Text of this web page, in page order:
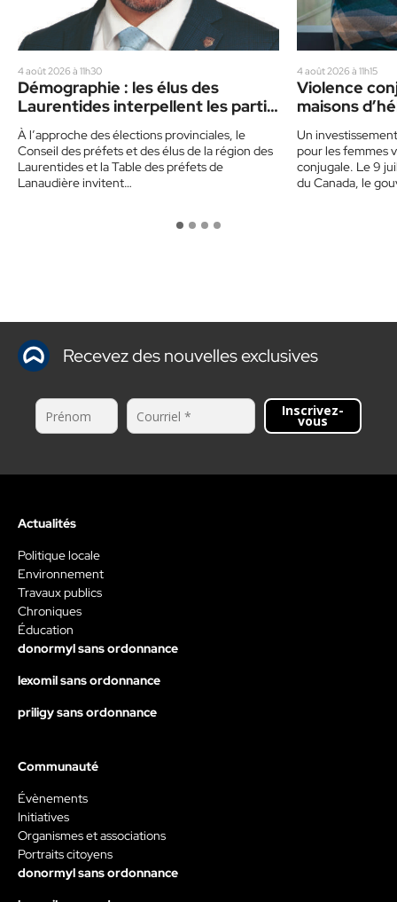
4 août 2026 à 11h30
Démographie : les élus des
Laurentides interpellent les partis
politiques
À l’approche des élections provinciales, le
Conseil des préfets et des élus de la région des
Laurentides et la Table des préfets de
Lanaudière invitent…
4 août 2026 à 11h15
Violence
maisons
Un
pour les femmes
conjugale. Le 9
du Canada, le
Recevez des nouvelles exclusives
Inscrivez-
vous
Actualités
Politique locale
Environnement
Travaux publics
Chroniques
Éducation
donormyl sans ordonnance
lexomil sans ordonnance
priligy sans ordonnance
Communauté
Évènements
Initiatives
Organismes et associations
Portraits citoyens
donormyl sans ordonnance